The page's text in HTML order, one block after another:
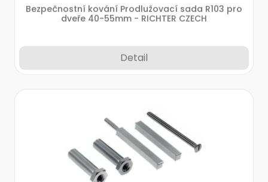
Bezpečnostní kování Prodlužovací sada R103 pro
dveře 40-55mm - RICHTER CZECH
Detail